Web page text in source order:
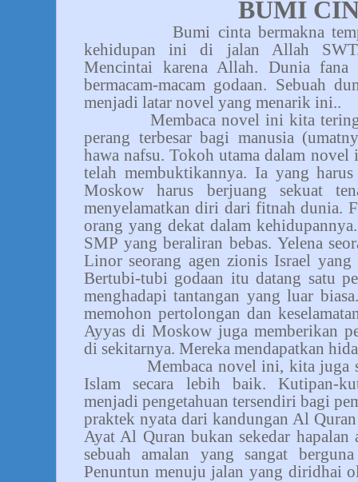
BUMI
Bumi cinta bermakna
kehidupan ini di jalan Allah
Mencintai karena Allah. Dunia
bermacam-macam godaan. Sebuah
menjadi latar novel yang menarik ini..
Membaca novel ini kita
perang terbesar bagi manusia
hawa nafsu. Tokoh utama dalam
telah membuktikannya. Ia yang
Moskow harus berjuang sekuat
menyelamatkan diri dari fitnah dunia.
orang yang dekat dalam
SMP yang beraliran bebas. Yelena
Linor seorang agen zionis Israel yang
Bertubi-tubi godaan itu datang satu
menghadapi tantangan yang luar
memohon pertolongan dan
Ayyas di Moskow juga memberikan
di sekitarnya. Mereka mendapatkan
Membaca novel ini, kita juga
Islam secara lebih baik. Kutipan-
menjadi pengetahuan tersendiri bagi
praktek nyata dari kandungan Al
Ayat Al Quran bukan sekedar hapalan
sebuah amalan yang sangat
Penuntun menuju jalan yang diridhai